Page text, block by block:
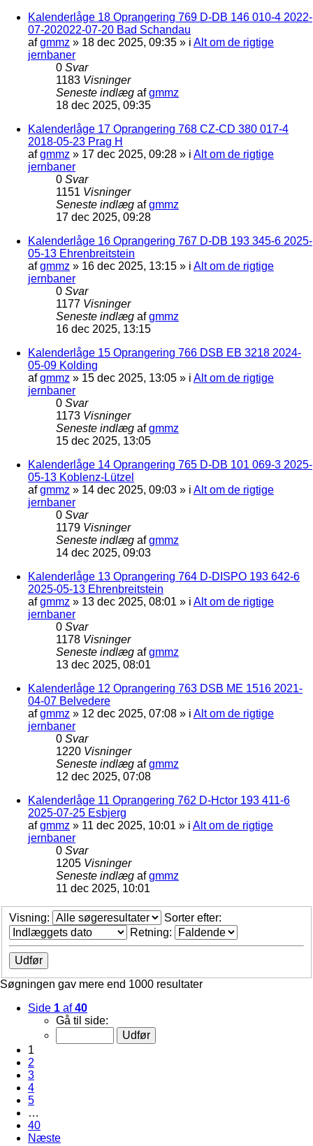
Kalenderlåge 18 Oprangering 769 D-DB 146 010-4 2022-
07-202022-07-20 Bad Schandau
afgmmz » 18 dec 2025, 09:35 » i Alt om de rigtige
jernbaner
0 Svar
1183 Visninger
Seneste indlæg afgmmz
18 dec 2025, 09:35
Kalenderlåge 17 Oprangering 768 CZ-CD 380 017-4
2018-05-23 Prag H
afgmmz » 17 dec 2025, 09:28 » i Alt om de rigtige
jernbaner
0 Svar
1151 Visninger
Seneste indlæg afgmmz
17 dec 2025, 09:28
Kalenderlåge 16 Oprangering 767 D-DB 193 345-6 2025-
05-13 Ehrenbreitstein
afgmmz » 16 dec 2025, 13:15 » i Alt om de rigtige
jernbaner
0 Svar
1177 Visninger
Seneste indlæg afgmmz
16 dec 2025, 13:15
Kalenderlåge 15 Oprangering 766 DSB EB 3218 2024-
05-09 Kolding
afgmmz » 15 dec 2025, 13:05 » i Alt om de rigtige
jernbaner
0 Svar
1173 Visninger
Seneste indlæg afgmmz
15 dec 2025, 13:05
Kalenderlåge 14 Oprangering 765 D-DB 101 069-3 2025-
05-13 Koblenz-Lützel
afgmmz » 14 dec 2025, 09:03 » i Alt om de rigtige
jernbaner
0 Svar
1179 Visninger
Seneste indlæg afgmmz
14 dec 2025, 09:03
Kalenderlåge 13 Oprangering 764 D-DISPO 193 642-6
2025-05-13 Ehrenbreitstein
afgmmz » 13 dec 2025, 08:01 » i Alt om de rigtige
jernbaner
0 Svar
1178 Visninger
Seneste indlæg afgmmz
13 dec 2025, 08:01
Kalenderlåge 12 Oprangering 763 DSB ME 1516 2021-
04-07 Belvedere
afgmmz » 12 dec 2025, 07:08 » i Alt om de rigtige
jernbaner
0 Svar
1220 Visninger
Seneste indlæg afgmmz
12 dec 2025, 07:08
Kalenderlåge 11 Oprangering 762 D-Hctor 193 411-6
2025-07-25 Esbjerg
afgmmz » 11 dec 2025, 10:01 » i Alt om de rigtige
jernbaner
0 Svar
1205 Visninger
Seneste indlæg afgmmz
11 dec 2025, 10:01
Visning:
Sorter efter:
Retning:
Søgningen gav mere end 1000 resultater
Side 1 af40
Gå til side:
1
2
3
4
5
…
40
Næste